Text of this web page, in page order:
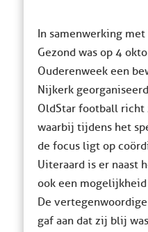
In samenwerking
Gezond was op 4
Ouderenweek een
Nijkerk
OldStar football richt
waarbij tijdens het
de focus ligt op
Uiteraard is er naast
ook een
De
gaf aan dat zij blij